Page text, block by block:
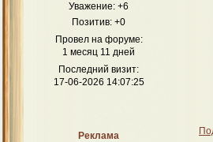
Уважение: +6
Позитив: +0
Провел на форуме:
1 месяц 11 дней
Последний визит:
17-06-2026 14:07:25
Реклама